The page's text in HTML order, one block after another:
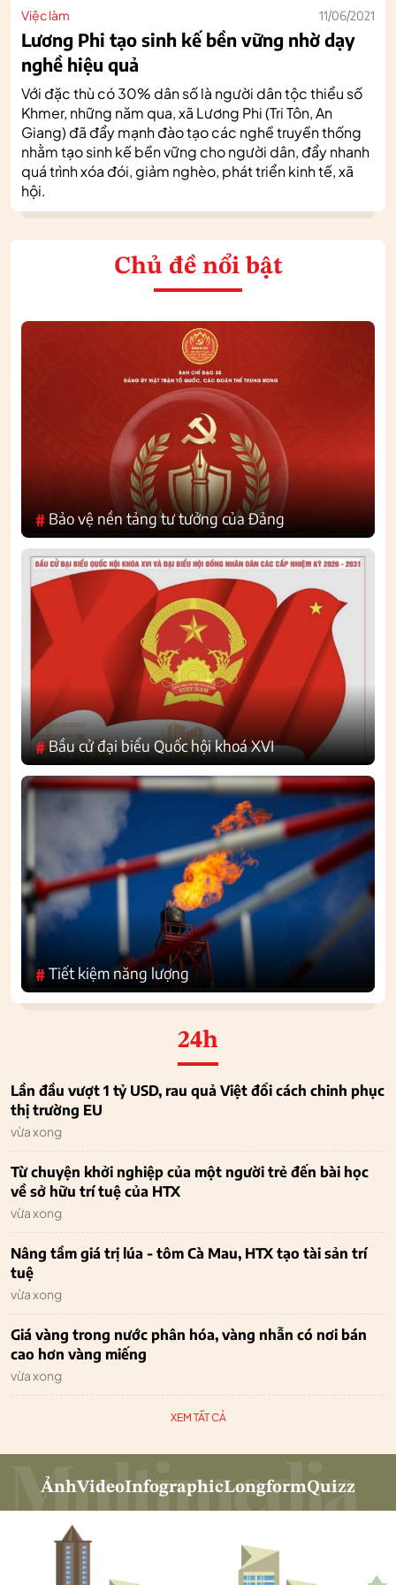
Việc làm 11/06/2021
Lương Phi tạo sinh kế bền vững nhờ dạy
nghề hiệu quả
Với đặc thù có 30% dân số là người dân tộc thiểu số
Khmer, những năm qua, xã Lương Phi (Tri Tôn, An
Giang) đã đẩy mạnh đào tạo các nghề truyền thống
nhằm tạo sinh kế bền vững cho người dân, đẩy nhanh
quá trình xóa đói, giảm nghèo, phát triển kinh tế, xã
hội.
Chủ đề nổi bật
# Bảo vệ nền tảng tư tưởng của Đảng
#Bầu cử đại biểu Quốc hội khoá XVI
#Tiết kiệm năng lượng
24h
Lần đầu vượt 1 tỷ USD, rau quả Việt đổi cách chinh phục
thị trường EU
vừa xong
Từ chuyện khởi nghiệp của một người trẻ đến bài học
về sở hữu trí tuệ của HTX
vừa xong
Nâng tầm giá trị lúa - tôm Cà Mau, HTX tạo tài sản trí
tuệ
vừa xong
Giá vàng trong nước phân hóa, vàng nhẫn có nơi bán
cao hơn vàng miếng
vừa xong
XEM TẤT CẢ
ẢnhVideoInfographicLongformQuizz